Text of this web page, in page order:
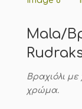
Mala/
Βραχιόλι
χρώμα.